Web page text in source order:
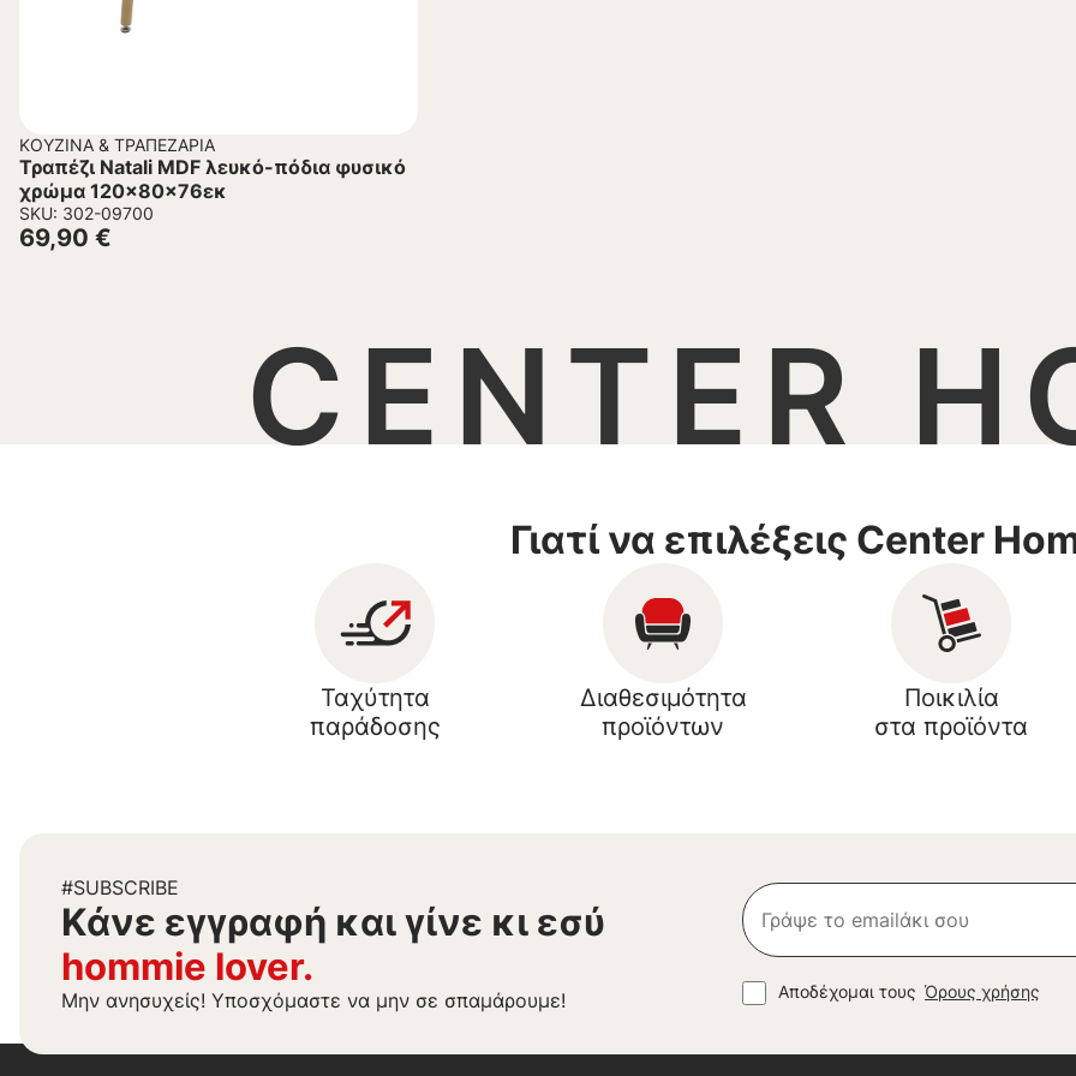
ΚΟΥΖΊΝΑ & ΤΡΑΠΕΖΑΡΊΑ
Τραπέζι Natali MDF λευκό-πόδια φυσικό
χρώμα 120x80x76εκ
SKU: 302-09700
69,90 €
CENTER
Γιατί να επιλέξεις Center
Ταχύτητα
παράδοσης
Διαθεσιμότητα
προϊόντων
Ποικιλία
στα προϊόντα
#SUBSCRIBE
Kάνε εγγραφή και γίνε κι εσύ
hommie lover.
Μην ανησυχείς! Υποσχόμαστε να μην σε σπαμάρουμε! Αποδέχομαι τους Όρους χρήσης